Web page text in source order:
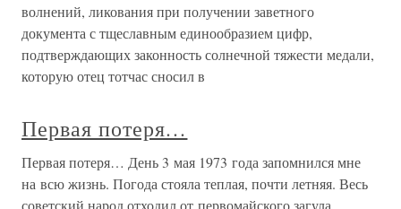
волнений, ликования при получении заветного
документа с тщеславным единообразием цифр,
подтверждающих законность солнечной тяжести медали,
которую отец тотчас сносил в
Первая потеря…
Первая потеря… День 3 мая 1973 года запомнился мне
на всю жизнь. Погода стояла теплая, почти летняя. Весь
советский народ отходил от первомайского загула,